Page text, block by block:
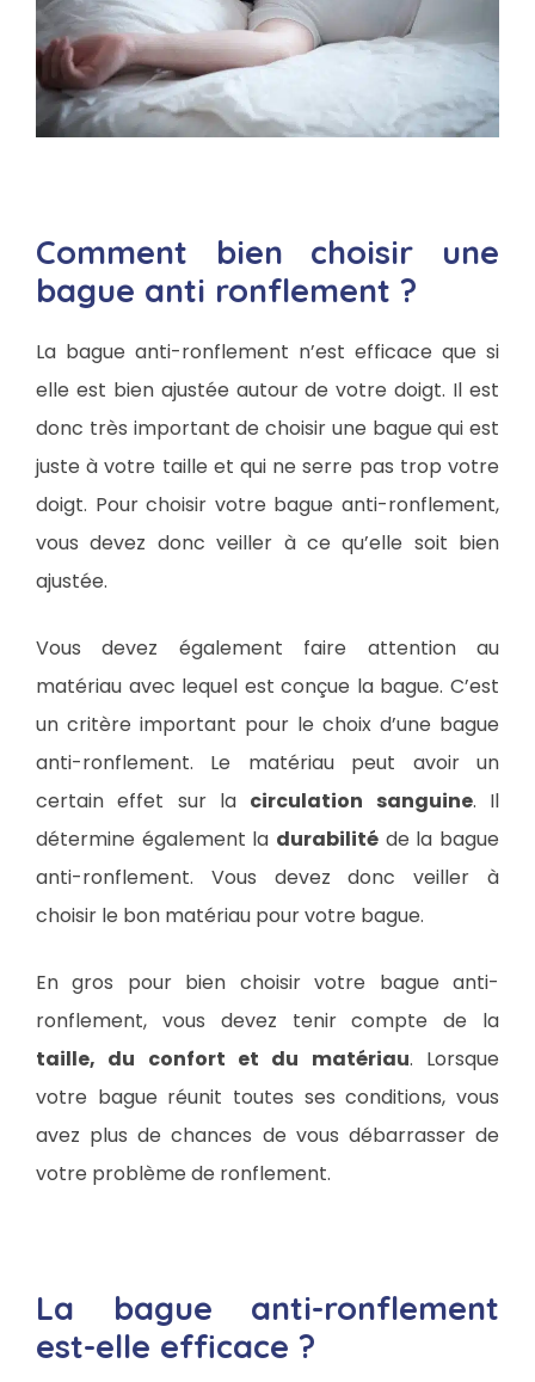
Comment bien choisir une
bague anti ronflement ?
La bague anti-ronflement n’est efficace que si
elle est bien ajustée autour de votre doigt. Il est
donc très important de choisir une bague qui est
juste à votre taille et qui ne serre pas trop votre
doigt. Pour choisir votre bague anti-ronflement,
vous devez donc veiller à ce qu’elle soit bien
ajustée.
Vous devez également faire attention au
matériau avec lequel est conçue la bague. C’est
un critère important pour le choix d’une bague
anti-ronflement. Le matériau peut avoir un
certain effet sur la circulation sanguine. Il
détermine également la durabilité de la bague
anti-ronflement. Vous devez donc veiller à
choisir le bon matériau pour votre bague.
En gros pour bien choisir votre bague anti-
ronflement, vous devez tenir compte de la
taille, du confort et du matériau. Lorsque
votre bague réunit toutes ses conditions, vous
avez plus de chances de vous débarrasser de
votre problème de ronflement.
La bague anti-ronflement
est-elle efficace ?